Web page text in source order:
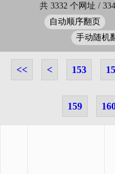
共 3332 个网址 /
自动顺序翻页
手动随机
<< < 153
159